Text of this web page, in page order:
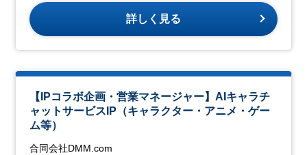
詳しく見る
【IPコラボ企画・営業マネージャー】AIキャラチ
ャットサービスIP（キャラクター・アニメ・ゲー
ム等）
合同会社DMM.com